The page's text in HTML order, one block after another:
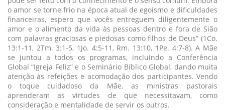
o amor se torne frio na época atual de egoísmo e dificuldades
financeiras, espero que vocês entreguem diligentemente o
amor e o alimento da vida às pessoas dentro e fora de Sião
com palavras graciosas e piedosas como filhos de Deus” (1Co.
13:1-11, 2Tm. 3:1-5, 1Jo. 4:5-11, Rm. 13:10, 1Pe. 4:7-8). A Mãe
se juntou a todos os programas, incluindo a Conferência
Global “Igreja Feliz” e o Seminário Bíblico Global, dando muita
atenção às refeições e acomodação dos participantes. Vendo
o toque cuidadoso da Mãe, as ministras pastorais
aprenderam as virtudes de que necessitavam, como
consideração e mentalidade de servir os outros.